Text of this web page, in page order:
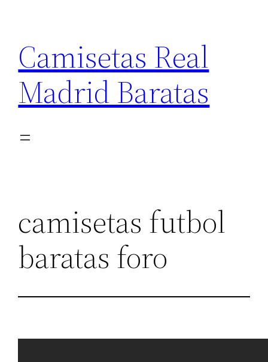
contenido
Camisetas Real
Madrid Baratas
camisetas futbol
baratas foro